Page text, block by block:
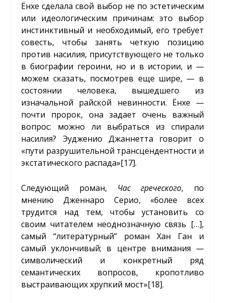
Ёнхе сделала свой выбор не по эстетическим
или идеологическим причинам: это выбор
инстинктивный и необходимый, его требует
совесть, чтобы занять четкую позицию
против насилия, присутствующего не только
в биографии героини, но и в истории, и —
можем сказать, посмотрев еще шире, — в
состоянии человека, вышедшего из
изначальной райской невинности. Ёнхе —
почти пророк, она задает очень важный
вопрос: можно ли выбраться из спирали
насилия? Эудженио Джаннетта говорит о
«пути разрушительной трансцендентности и
экстатического распада»[17].
Следующий роман, Час греческого, по
мнению Дженнаро Серио, «более всех
трудится над тем, чтобы установить со
своим читателем неоднозначную связь […],
самый “литературный” роман Хан Ган и
самый уклончивый; в центре внимания —
символический и конкретный ряд
семантических вопросов, кропотливо
выстраивающих хрупкий мост»[18].